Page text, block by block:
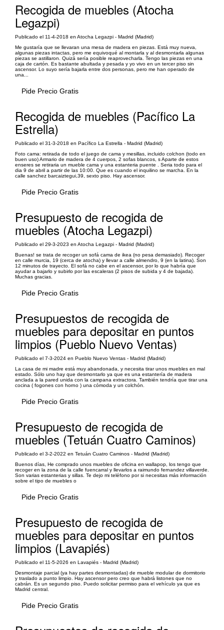
Recogida de muebles (Atocha
Legazpi)
Publicado el 11-4-2018 en Atocha Legazpi - Madrid (Madrid)
Me gustaría que se llevaran una mesa de madera en piezas. Está muy nueva,
algunas piezas intactas, pero me equivoqué al montarla y al desmontarla algunas
piezas se astillaron. Quizá sería posible reaprovecharla. Tengo las piezas en una
caja de cartón. Es bastante abultada y pesada y yo vivo en un tercer piso sin
ascensor. Lo suyo sería bajarla entre dos personas, pero me han operado de
una...
Pide Precio Gratis
Recogida de muebles (Pacífico La
Estrella)
Publicado el 31-3-2018 en Pacífico La Estrella - Madrid (Madrid)
Foto cama: retirada de todo el juego de cama y mesillas, incluido colchon (todo en
buen uso) Armario de madera de 4 cuerpos, 2 sofas blancos, s Aparte de estos
enseres se retiraria un mueble cama y una estanteria puente . Seria todo para el
dia 9 de abril a partir de las 10:00. Que es cuando el inquilino se marcha. En la
calle sanchez barcaiztegui,39, sexto piso. Hay ascensor.
Pide Precio Gratis
Presupuesto de recogida de
muebles (Atocha Legazpi)
Publicado el 29-3-2023 en Atocha Legazpi - Madrid (Madrid)
Buenas! se trata de recoger un sofá cama de ikea (no pesa demasiado). Recoger
en calle murcia, 19 (cerca de atocha) y llevar a calle almendro, 9 (en la latina). Son
12 minutos de trayecto. El sofá no cabe en el ascensor, por lo que habría que
ayudar a bajarlo y subirlo por las escaleras (2 pisos de subida y 4 de bajada).
Muchas gracias.
Pide Precio Gratis
Presupuestos de recogida de
muebles para depositar en puntos
limpios (Pueblo Nuevo Ventas)
Publicado el 7-3-2024 en Pueblo Nuevo Ventas - Madrid (Madrid)
La casa de mi madre está muy abandonada, y necesita tirar unos muebles en mal
estado. Sólo uno hay que desmontarlo ya que es una estantería de madera
anclada a la pared unida con la campana extractora. También tendría que tirar una
cocina ( fogones con horno ) una cómoda y un colchón.
Pide Precio Gratis
Presupuesto de recogida de
muebles (Tetuán Cuatro Caminos)
Publicado el 3-2-2022 en Tetuán Cuatro Caminos - Madrid (Madrid)
Buenos días, He comprado unos muebles de oficina en wallapop, los tengo que
recoger en la zona de la calle fuencarral y llevarlos a raimundo fernandez villaverde.
Son varias estanterias y sillas. Te dejo mi teléfono por si necesitas más información
sobre el tipo de muebles o
Pide Precio Gratis
Presupuesto de recogida de
muebles para depositar en puntos
limpios (Lavapiés)
Publicado el 11-5-2026 en Lavapiés - Madrid (Madrid)
Desmontaje parcial (ya hay partes desmontadas) de mueble modular de dormitorio
y traslado a punto limpio. Hay ascensor pero creo que habrá listones que no
cabrán. Es un segundo piso. Puedo solicitar permiso para el vehículo ya que es
Madrid central.
Pide Precio Gratis